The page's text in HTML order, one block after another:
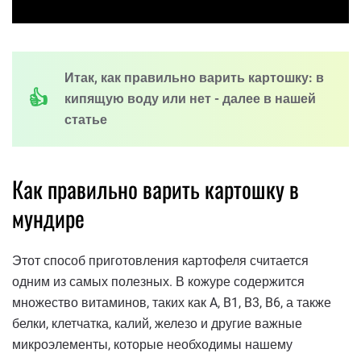
Итак, как правильно варить картошку: в
кипящую воду или нет - далее в нашей
статье
Как правильно варить картошку в
мундире
Этот способ приготовления картофеля считается
одним из самых полезных. В кожуре содержится
множество витаминов, таких как A, B1, B3, B6, а также
белки, клетчатка, калий, железо и другие важные
микроэлементы, которые необходимы нашему